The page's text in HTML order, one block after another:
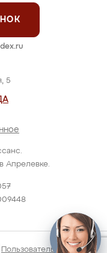
Апрелевке.
5
Пользовательское